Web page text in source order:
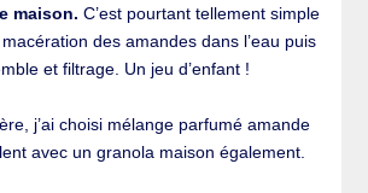
maison. C’est pourtant tellement simple
des amandes dans l’eau puis
et filtrage. Un jeu d’enfant !
j’ai choisi mélange parfumé amande
avec un granola maison également.